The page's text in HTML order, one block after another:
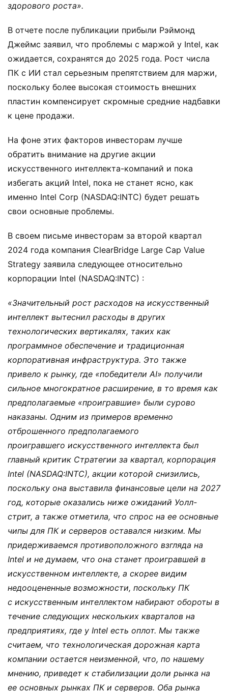
здорового роста».
В отчете после публикации прибыли Рэймонд
Джеймс заявил, что проблемы с маржой у Intel, как
ожидается, сохранятся до 2025 года. Рост числа
ПК с ИИ стал серьезным препятствием для маржи,
поскольку более высокая стоимость внешних
пластин компенсирует скромные средние надбавки
к цене продажи.
На фоне этих факторов инвесторам лучше
обратить внимание на другие акции
искусственного интеллекта-компаний и пока
избегать акций Intel, пока не станет ясно, как
именно Intel Corp (NASDAQ:INTC) будет решать
свои основные проблемы.
В своем письме инвесторам за второй квартал
2024 года компания ClearBridge Large Cap Value
Strategy заявила следующее относительно
корпорации Intel (NASDAQ:INTC) :
«Значительный рост расходов на искусственный
интеллект вытеснил расходы в других
технологических вертикалях, таких как
программное обеспечение и традиционная
корпоративная инфраструктура. Это также
привело к рынку, где «победители AI» получили
сильное многократное расширение, в то время как
предполагаемые «проигравшие» были сурово
наказаны. Одним из примеров временно
отброшенного предполагаемого
проигравшего искусственного интеллекта был
главный критик Стратегии за квартал, корпорация
Intel (NASDAQ:INTC), акции которой снизились,
поскольку она выставила финансовые цели на 2027
год, которые оказались ниже ожиданий Уолл-
стрит, а также отметила, что спрос на ее основные
чипы для ПК и серверов оставался низким. Мы
придерживаемся противоположного взгляда на
Intel и не думаем, что она станет проигравшей в
искусственном интеллекте, а скорее видим
недооцененные возможности, поскольку ПК
с искусственным интеллектом набирают обороты в
течение следующих нескольких кварталов на
предприятиях, где у Intel есть оплот. Мы также
считаем, что технологическая дорожная карта
компании остается неизменной, что, по нашему
мнению, приведет к стабилизации доли рынка на
ее основных рынках ПК и серверов. Оба рынка